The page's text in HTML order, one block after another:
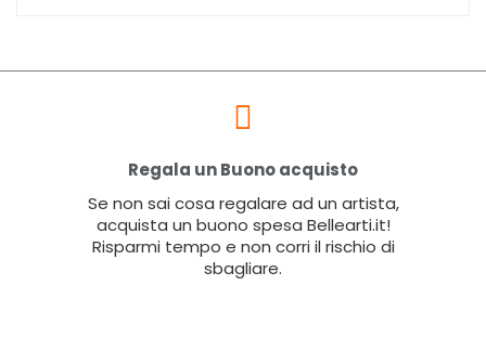
Regala un Buono acquisto
Se non sai cosa regalare ad un artista,
acquista un buono spesa Bellearti.it!
Risparmi tempo e non corri il rischio di
sbagliare.